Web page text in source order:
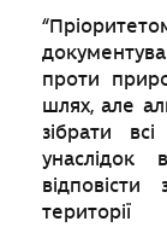
проти
шлях, але
зібрати
унаслідок